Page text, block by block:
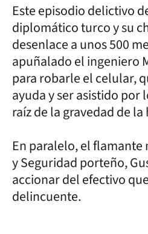
Este episodio delictivo
diplomático turco y su
desenlace a unos 500
apuñalado el ingeniero
para robarle el celular,
ayuda y ser asistido por
raíz de la gravedad de la
En paralelo, el
y Seguridad porteño,
accionar del efectivo
delincuente.